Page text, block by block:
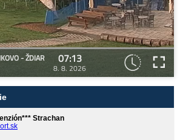
- ŽDIAR
07:13
8. 8. 2026
Strachan